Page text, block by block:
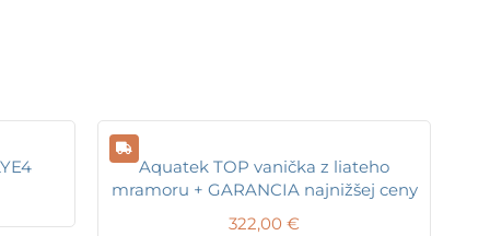
Aquatek TOP vanička z liateho
mramoru + GARANCIA najnižšej ceny
322,00 €